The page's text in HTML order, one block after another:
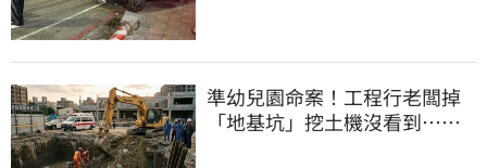
準幼兒園命案！工程行老闆掉
「地基坑」挖土機沒看到…下